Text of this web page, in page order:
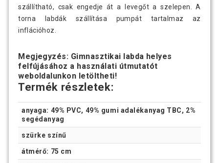
szállítható, csak engedje át a levegőt a szelepen. A
torna labdák szállítása pumpát tartalmaz az
inflációhoz.
Megjegyzés: Gimnasztikai labda helyes
felfújásához a használati útmutatót
weboldalunkon letöltheti!
Termék részletek:
anyaga: 49% PVC, 49% gumi adalékanyag TBC, 2%
segédanyag
szürke színű
átmérő: 75 cm